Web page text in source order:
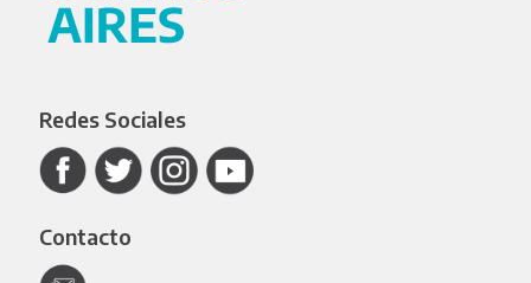
Redes Sociales
Contacto